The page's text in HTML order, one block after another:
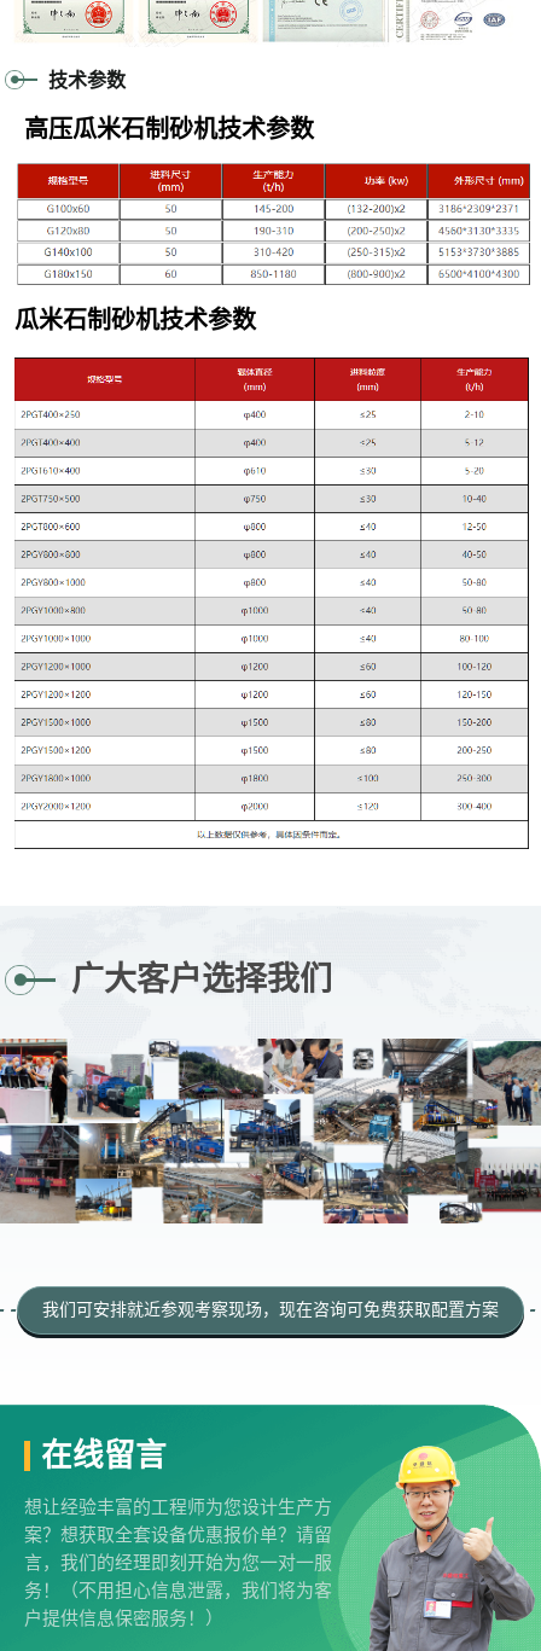
技术参数
高压瓜米石制砂机技术参数
瓜米石制砂机技术参数
广大客户选择我们
我们可安排就近参观考察现场，现在咨询可免费获取配置方案
在线留言
想让经验丰富的工程师为您设计生产方
案？想获取全套设备优惠报价单？请留
言，我们的经理即刻开始为您一对一服
务！（不用担心信息泄露，我们将为客
户提供信息保密服务！）